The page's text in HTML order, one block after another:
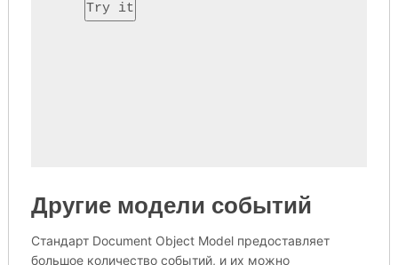
Try it
Другие модели событий
Стандарт Document Object Model предоставляет
большое количество событий, и их можно